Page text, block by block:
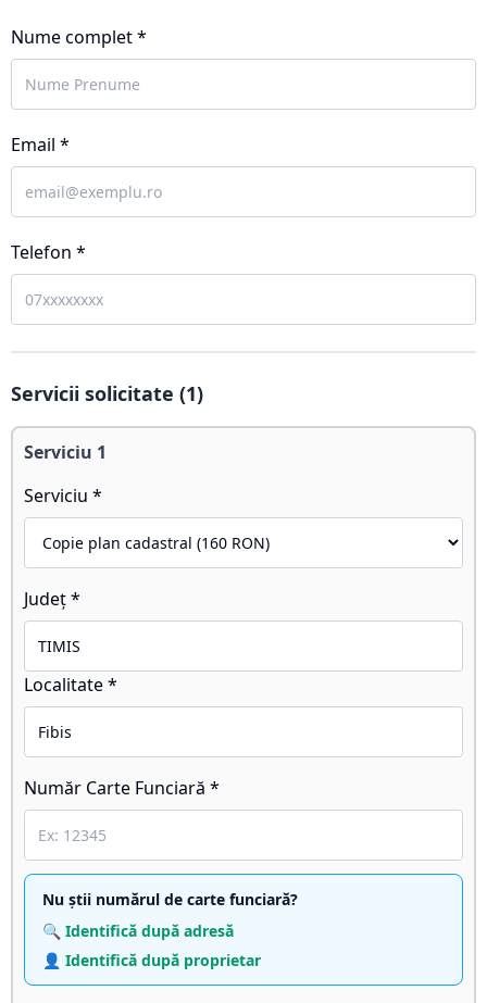
Nume complet *
Email *
Telefon *
Servicii solicitate (1)
Serviciu 1
Serviciu *
Județ *
Localitate *
Număr Carte Funciară *
Nu știi numărul de carte funciară?
🔍 Identifică după adresă
👤 Identifică după proprietar